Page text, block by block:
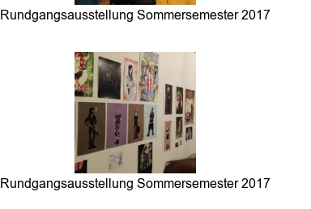
Rundgangsausstellung Sommersemester 2017
Rundgangsausstellung Sommersemester 2017